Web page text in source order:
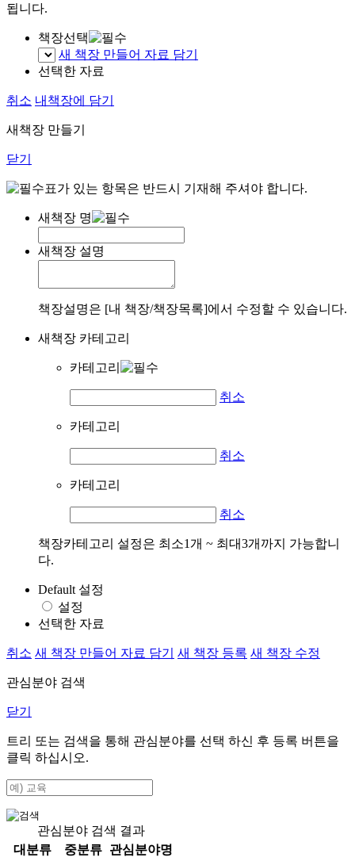
됩니다.
책장선택
새 책장 만들어 자료 담기
선택한 자료
취소 내책장에 담기
새책장 만들기
닫기
표가 있는 항목은 반드시 기재해 주셔야 합니다.
새책장 명
새책장 설명
책장설명은 [내 책장/책장목록]에서 수정할 수 있습니다.
새책장 카테고리
카테고리
취소
카테고리
취소
카테고리
취소
책장카테고리 설정은 최소1개 ~ 최대3개까지 가능합니
다.
Default 설정
설정
선택한 자료
취소 새 책장 만들어 자료 담기 새 책장 등록 새 책장 수정
관심분야 검색
닫기
트리 또는 검색을 통해 관심분야를 선택 하신 후 등록 버튼을
클릭 하십시오.
관심분야 검색 결과
대분류
중분류 관심분야명